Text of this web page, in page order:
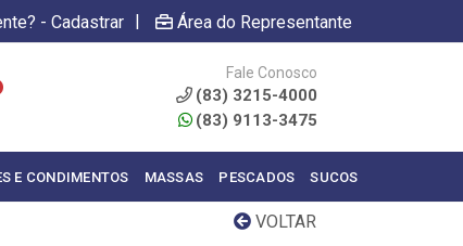
- Cadastrar | Área do Representante
Fale Conosco
(83) 3215-4000
(83) 9113-3475
E CONDIMENTOS MASSAS PESCADOS SUCOS
VOLTAR